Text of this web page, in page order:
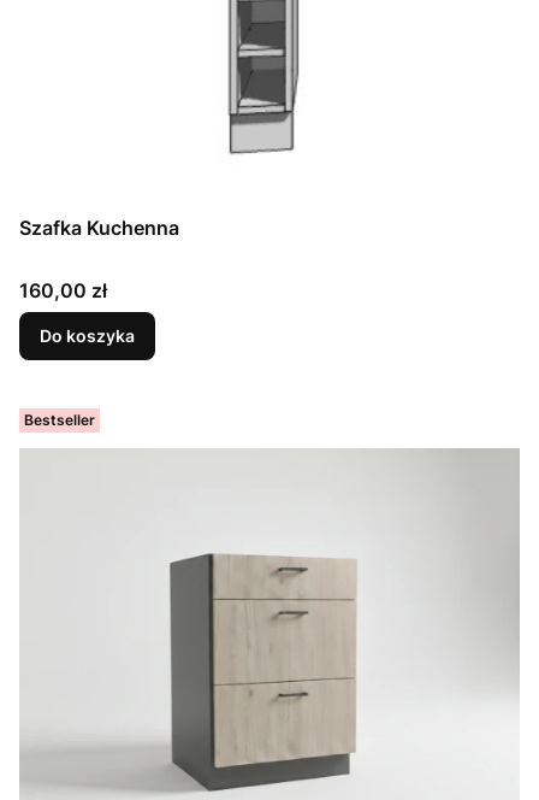
Szafka Kuchenna
Cena
160,00 zł
Do koszyka
Bestseller